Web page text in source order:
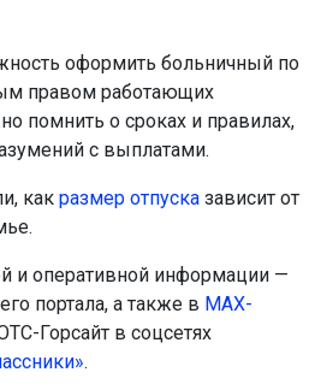
оформить больничный по
правом работающих
помнить о сроках и правилах,
с выплатами.
как размер отпуска зависит от
и оперативной информации —
портала, а также в МАХ-
Горсайт в соцсетях
.